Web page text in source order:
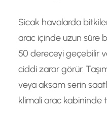
Sicak havalarda
arac içinde uzun süre
50 dereceyi geçebilir
ciddi zarar görür.
veya aksam serin
klimali arac kabininde